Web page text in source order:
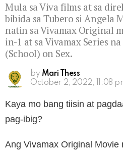
Mula sa Viva films at sa
bibida sa Tubero si Angela
natin sa Vivamax Original
in-1 at sa Vivamax Series
(School) on Sex.
by Mari Thess
October 2, 2022, 11:08
Kaya mo bang tiisin at
pag-ibig?
Ang Vivamax Original Movie